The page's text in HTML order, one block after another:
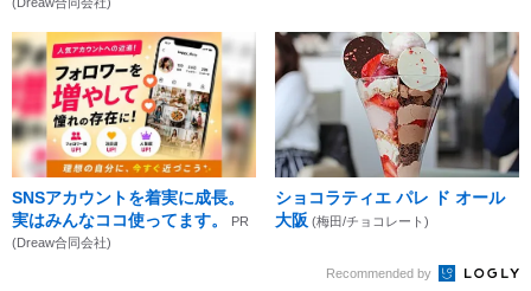
SNSアカウントを着実に成長。
実はみんなココ使ってます。
PR
(Dreaw合同会社)
ショコラティエ パレ ド オール
大阪 (梅田/チョコレート)
Recommended by